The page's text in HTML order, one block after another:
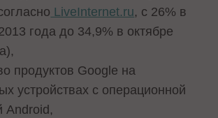
LiveInternet.ru, с 26% в
года до 34,9% в октябре
продуктов Google на
устройствах с операционной
Android,